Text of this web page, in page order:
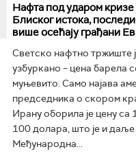
Нафта под ударом кризе
Блиског истока,
више осећају грађани
Светско нафтно тржиште
узбуркано – цена барела
муњевито. Само најава
председника о скором
Ирану оборила је цену са
100 долара, што је и
Међународна...